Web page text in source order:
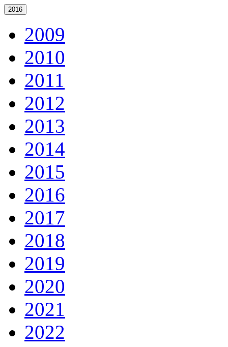
2016
2009
2010
2011
2012
2013
2014
2015
2016
2017
2018
2019
2020
2021
2022